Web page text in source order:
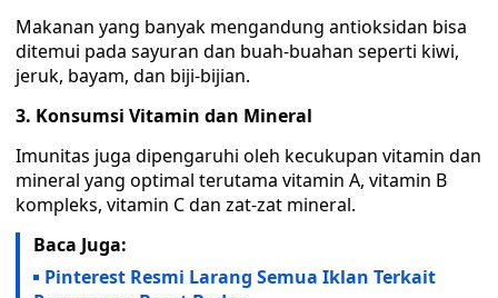
Makanan yang banyak mengandung antioksidan bisa
ditemui pada sayuran dan buah-buahan seperti kiwi,
jeruk, bayam, dan biji-bijian.
3. Konsumsi Vitamin dan Mineral
Imunitas juga dipengaruhi oleh kecukupan vitamin dan
mineral yang optimal terutama vitamin A, vitamin B
kompleks, vitamin C dan zat-zat mineral.
Baca Juga:
Pinterest Resmi Larang Semua Iklan Terkait